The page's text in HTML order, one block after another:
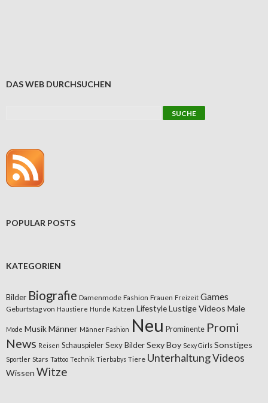
DAS WEB DURCHSUCHEN
POPULAR POSTS
KATEGORIEN
Bilder Biografie Damenmode Fashion Frauen Freizeit Games
Geburtstag von Haustiere Hunde Katzen LifestyleLustige Videos Male
Mode MusikMänner Männer Fashion Neu Prominente Promi
News Reisen Schauspieler Sexy BilderSexy Boy Sexy Girls Sonstiges
Sportler Stars Tattoo Technik Tierbabys Tiere UnterhaltungVideos
Wissen Witze